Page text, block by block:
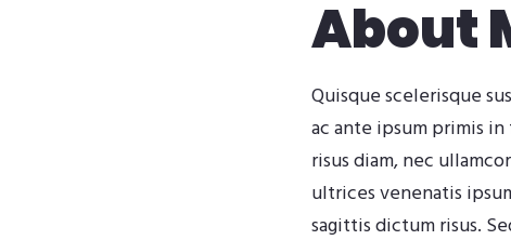
About
Quisque scelerisque
ac ante ipsum primis
risus diam, nec
ultrices venenatis
sagittis dictum risus.